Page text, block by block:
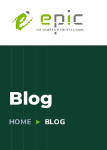
Blog
HOME BLOG